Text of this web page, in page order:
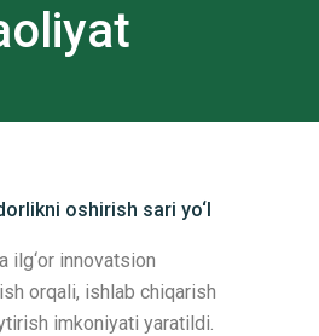
oshirish sari yo‘l
ilg‘or innovatsion
orqali, ishlab chiqarish
imkoniyati yaratildi.